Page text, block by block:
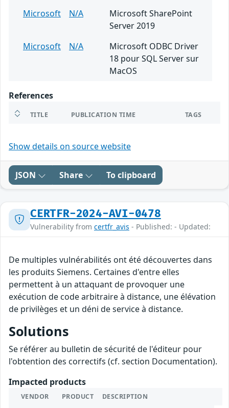
Microsoft
N/A
Microsoft SharePoint
Server 2019
Microsoft
N/A
Microsoft ODBC Driver
18 pour SQL Server sur
MacOS
References
TITLE PUBLICATION TIME TAGS
Show details on source website
JSON Share To clipboard
CERTFR-2024-AVI-0478
Vulnerability from certfr_avis - Published: - Updated:
De multiples vulnérabilités ont été découvertes dans
les produits Siemens. Certaines d'entre elles
permettent à un attaquant de provoquer une
exécution de code arbitraire à distance, une élévation
de privilèges et un déni de service à distance.
Solutions
Se référer au bulletin de sécurité de l'éditeur pour
l'obtention des correctifs (cf. section Documentation).
Impacted products
VENDOR PRODUCT DESCRIPTION